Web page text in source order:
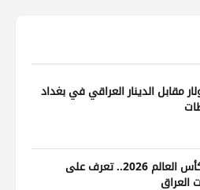
مقابل الدينار العراقي في بغداد
من ودية الأربعاء إلى كأس العالم 2026.. تعرف على
العراق